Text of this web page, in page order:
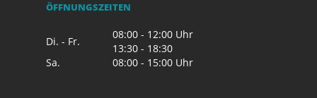
ÖFFNUNGSZEITEN
Di. - Fr.
08:00 - 12:00 Uhr
13:30 - 18:30
Sa.
08:00 - 15:00 Uhr